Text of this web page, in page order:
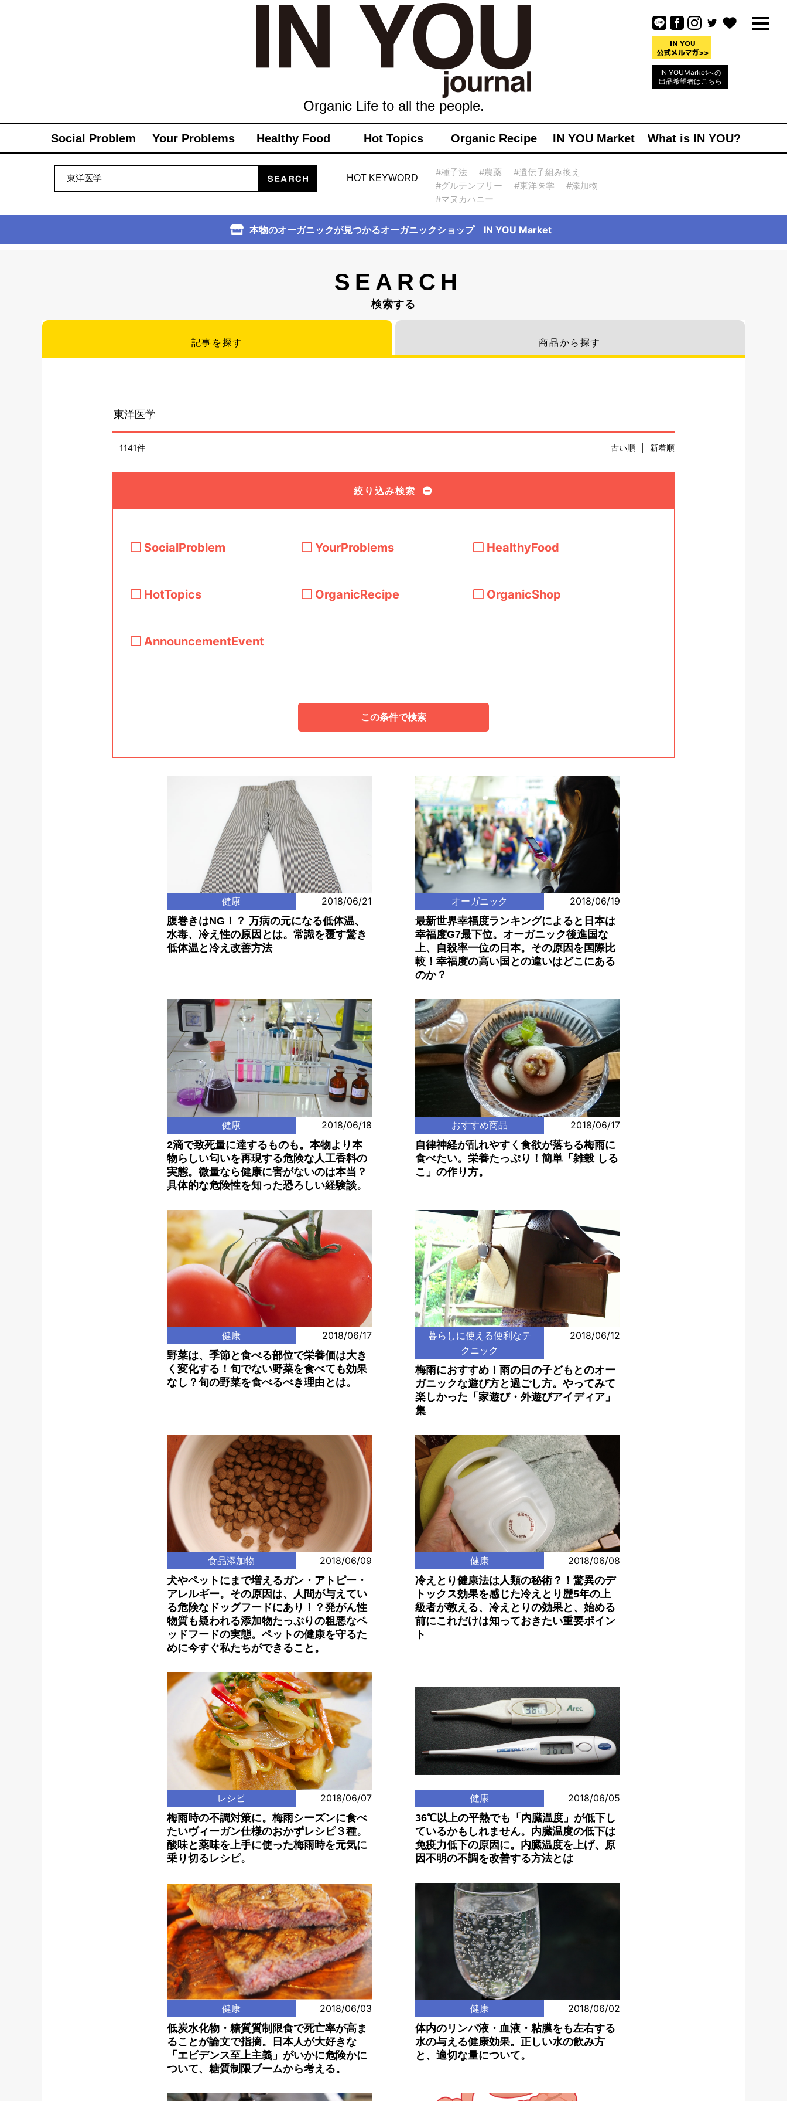
IN YOUMarketへの
出品希望者はこちら
Organic Life to all the people.
Social Problem Your Problems Healthy Food Hot Topics Organic Recipe IN YOU Market What is IN YOU?
HOT KEYWORD
#種子法 #農薬
#遺伝子組み換え
#グルテンフリー
#東洋医学
#添加物
#マヌカハニー
本物のオーガニックが見つかるオーガニックショップ IN YOU Market
SEARCH
検索する
記事を探す 商品から探す
1141件 古い順 新着順
絞り込み検索
SocialProblem YourProblems HealthyFood
HotTopics OrganicRecipe OrganicShop
AnnouncementEvent
健康
2018/06/21
腹巻きはNG！？ 万病の元になる低体温、
水毒、冷え性の原因とは。常識を覆す驚き
低体温と冷え改善方法
オーガニック
2018/06/19
最新世界幸福度ランキングによると日本は
幸福度G7最下位。オーガニック後進国な
上、自殺率一位の日本。その原因を国際比
較！幸福度の高い国との違いはどこにある
のか？
健康
2018/06/18
2滴で致死量に達するものも。本物より本
物らしい匂いを再現する危険な人工香料の
実態。微量なら健康に害がないのは本当？
具体的な危険性を知った恐ろしい経験談。
おすすめ商品
2018/06/17
自律神経が乱れやすく食欲が落ちる梅雨に
食べたい。栄養たっぷり！簡単「雑穀 しる
こ」の作り方。
健康
2018/06/17
野菜は、季節と食べる部位で栄養価は大き
く変化する！旬でない野菜を食べても効果
なし？旬の野菜を食べるべき理由とは。
暮らしに使える便利なテ
クニック
2018/06/12
梅雨におすすめ！雨の日の子どもとのオー
ガニックな遊び方と過ごし方。やってみて
楽しかった「家遊び・外遊びアイディア」
集
食品添加物
2018/06/09
犬やペットにまで増えるガン・アトピー・
アレルギー。その原因は、人間が与えてい
る危険なドッグフードにあり！？発がん性
物質も疑われる添加物たっぷりの粗悪なペ
ッドフードの実態。ペットの健康を守るた
めに今すぐ私たちができること。
健康
2018/06/08
冷えとり健康法は人類の秘術？！驚異のデ
トックス効果を感じた冷えとり歴5年の上
級者が教える、冷えとりの効果と、始める
前にこれだけは知っておきたい重要ポイン
ト
レシピ
2018/06/07
梅雨時の不調対策に。梅雨シーズンに食べ
たいヴィーガン仕様のおかずレシピ３種。
酸味と薬味を上手に使った梅雨時を元気に
乗り切るレシピ。
健康
2018/06/05
36℃以上の平熱でも「内臓温度」が低下し
ているかもしれません。内臓温度の低下は
免疫力低下の原因に。内臓温度を上げ、原
因不明の不調を改善する方法とは
健康
2018/06/03
低炭水化物・糖質質制限食で死亡率が高ま
ることが論文で指摘。日本人が大好きな
「エビデンス至上主義」がいかに危険かに
ついて、糖質制限ブームから考える。
健康
2018/06/02
体内のリンパ液・血液・粘膜をも左右する
水の与える健康効果。正しい水の飲み方
と、適切な量について。